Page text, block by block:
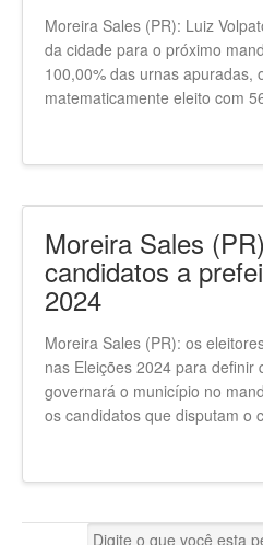
Moreira Sales (PR): Luiz
da cidade para o próximo
100,00% das urnas apuradas,
matematicamente eleito com
Moreira Sales
candidatos a
2024
Moreira Sales (PR): os
nas Eleições 2024 para definir
governará o município no
os candidatos que disputam o